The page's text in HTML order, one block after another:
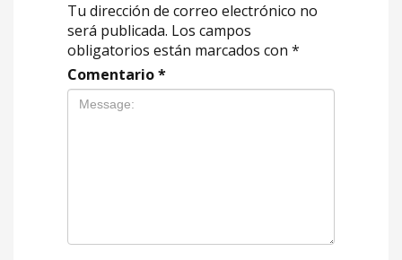
Tu dirección de correo electrónico no
será publicada. Los campos
obligatorios están marcados con *
Comentario*